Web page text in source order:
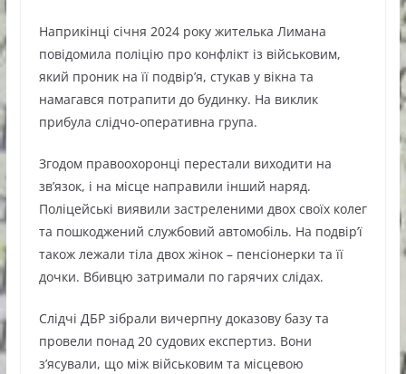
Наприкінці січня 2024 року жителька Лимана
повідомила поліцію про конфлікт із військовим,
який проник на її подвір’я, стукав у вікна та
намагався потрапити до будинку. На виклик
прибула слідчо-оперативна група.
Згодом правоохоронці перестали виходити на
зв’язок, і на місце направили інший наряд.
Поліцейські виявили застреленими двох своїх колег
та пошкоджений службовий автомобіль. На подвір’ї
також лежали тіла двох жінок – пенсіонерки та її
дочки. Вбивцю затримали по гарячих слідах.
Слідчі ДБР зібрали вичерпну доказову базу та
провели понад 20 судових експертиз. Вони
з’ясували, що між військовим та місцевою